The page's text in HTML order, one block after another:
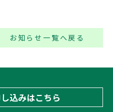
お知らせ一覧へ戻る
込みはこちら